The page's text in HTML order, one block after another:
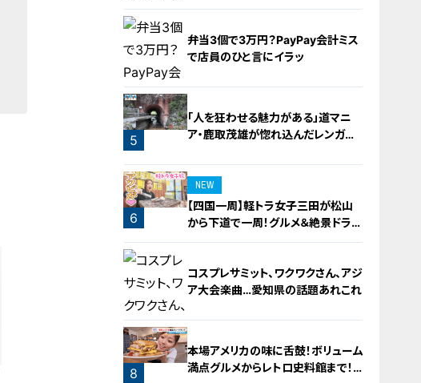
2
3
4
弁当3個で3万円？PayPay会計ミス
で店員のひと言にイラッ
5
「人を狂わせる魅力がある」道マニ
ア・鹿取茂雄が惚れ込んだレンガの
6
NEW
【四国一周】軽トラ女子三田が松山
から下道で一周！グルメ＆絶景ドライ
ブ⑳
コスプレサミット、ワクワクさん、アジ
ア大会楽曲…愛知県の話題あれこれ
8
本場アメリカの味に舌鼓！ボリューム
満点グルメからレトロ史料館まで！